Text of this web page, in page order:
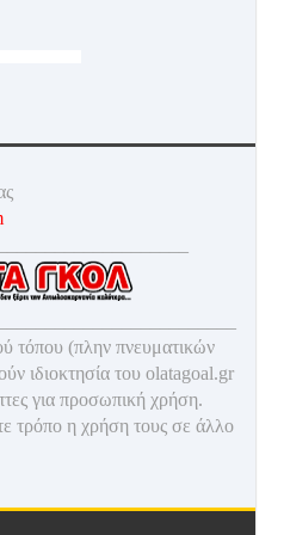
τόπου (πλην πνευματικών
ιδιοκτησία του olatagoal.gr
για προσωπική χρήση.
τρόπο η χρήση τους σε άλλο